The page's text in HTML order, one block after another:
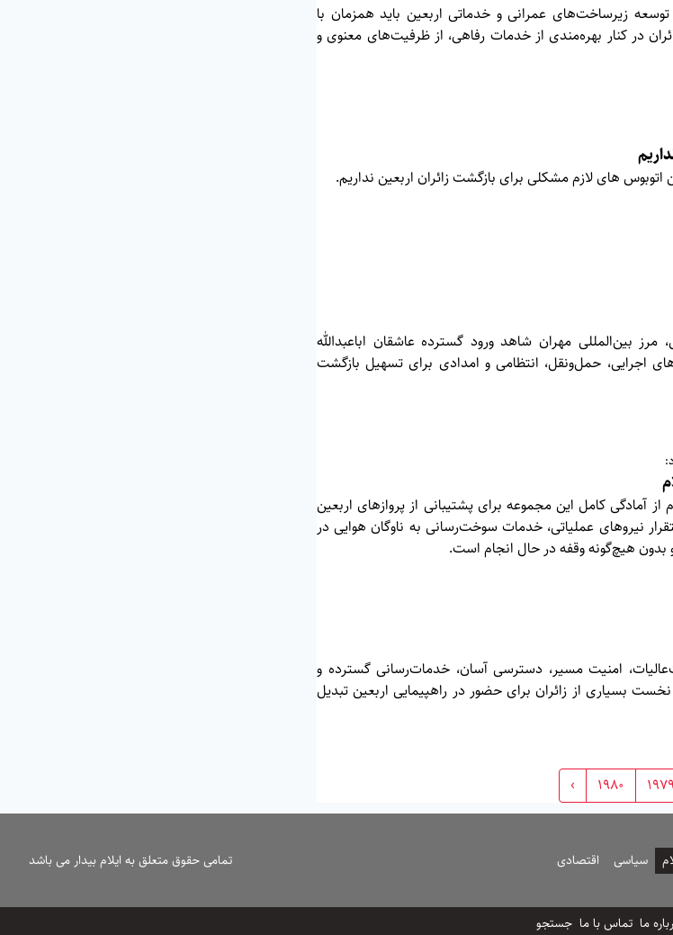
زیرساخت‌های عمرانی و خدماتی اربعین باید همزمان با
در کنار بهره‌مندی از خدمات رفاهی، از ظرفیت‌های معنوی و
های لازم مشکلی برای بازگشت زائران اربعین نداریم.
بین‌المللی مهران شاهد ورود گسترده عاشقان اباعبدالله
حمل‌ونقل، انتظامی و امدادی برای تسهیل بازگشت
آمادگی کامل این مجموعه برای پشتیبانی از پروازهای اربعین
نیروهای عملیاتی، خدمات سوخت‌رسانی به ناوگان هوایی در
بدون هیچ‌گونه وقفه در حال انجام است.
امنیت مسیر، دسترسی آسان، خدمات‌رسانی گسترده و
بسیاری از زائران برای حضور در راهپیمایی اربعین تبدیل
1980
›
سیاسی اقتصادی تمامی حقوق متعلق به ایلام بیدار می باشد
ما تماس با ما جستجو